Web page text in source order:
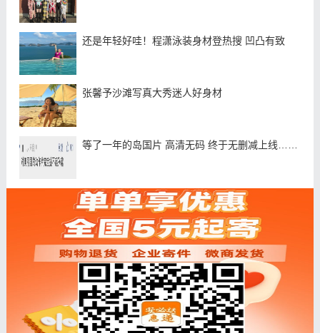
还是年轻好哇！程潇泳装身材登热搜 凹凸有致
张馨予沙滩写真大秀迷人好身材
等了一年的岛国片 高清无码 终于无删减上线……